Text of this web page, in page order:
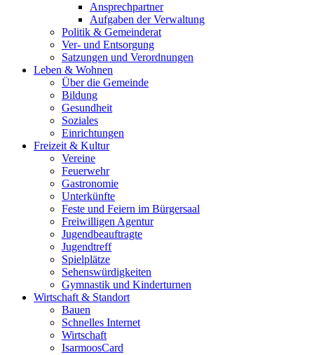
Ansprechpartner
Aufgaben der Verwaltung
Politik & Gemeinderat
Ver- und Entsorgung
Satzungen und Verordnungen
Leben & Wohnen
Über die Gemeinde
Bildung
Gesundheit
Soziales
Einrichtungen
Freizeit & Kultur
Vereine
Feuerwehr
Gastronomie
Unterkünfte
Feste und Feiern im Bürgersaal
Freiwilligen Agentur
Jugendbeauftragte
Jugendtreff
Spielplätze
Sehenswürdigkeiten
Gymnastik und Kinderturnen
Wirtschaft & Standort
Bauen
Schnelles Internet
Wirtschaft
IsarmoosCard